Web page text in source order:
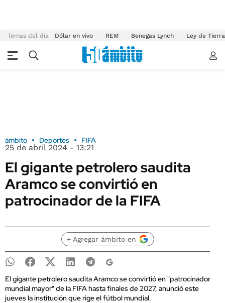
Temas del día Dólar en vivo REM Benegas Lynch Ley de
ámbito Deportes FIFA
25 de abril 2024 - 13:21
El gigante petrolero saudita
Aramco se convirtió en
patrocinador de la FIFA
+ Agregar ámbito en
El gigante petrolero saudita Aramco se convirtió en "patrocinador
mundial mayor" de la FIFA hasta finales de 2027, anunció este
jueves la institución que rige el fútbol mundial.